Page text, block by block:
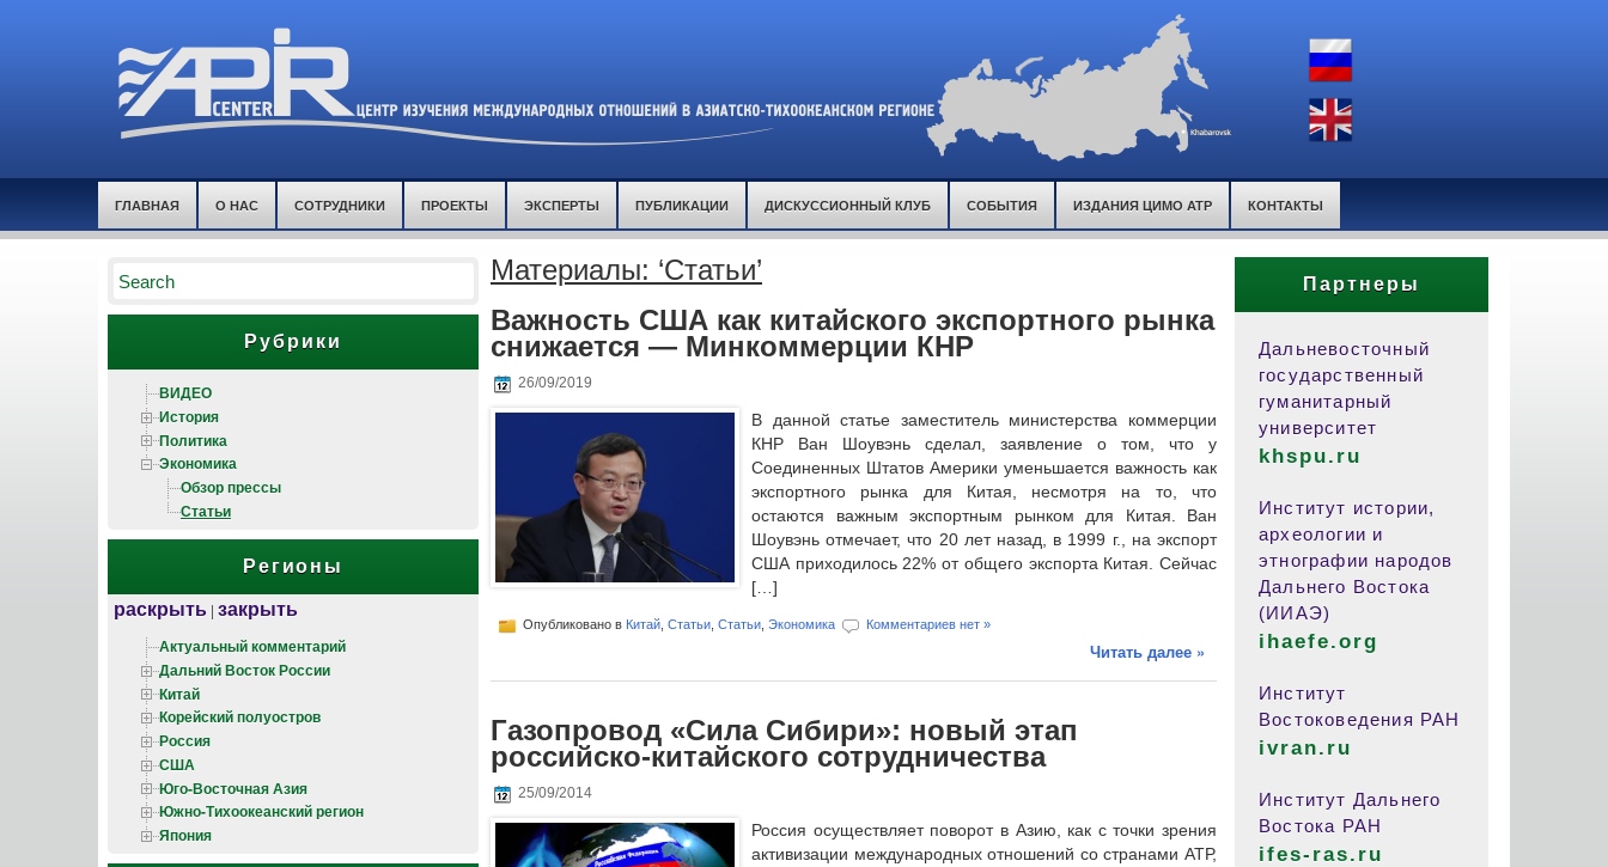
ГЛАВНАЯ О НАС СОТРУДНИКИ ПРОЕКТЫ ЭКСПЕРТЫ ПУБЛИКАЦИИ ДИСКУССИОННЫЙ КЛУБ СОБЫТИЯ ИЗДАНИЯ ЦИМО АТР КОНТАКТЫ
Рубрики
ВИДЕО
История
Политика
Экономика
Обзор прессы
Статьи
Регионы
раскрыть | закрыть
Актуальный комментарий
Дальний Восток России
Китай
Корейский полуостров
Россия
США
Юго-Восточная Азия
Южно-Тихоокеанский регион
Япония
Материалы: ‘Статьи’
Важность США как китайского экспортного рынка
снижается — Минкоммерции КНР
26/09/2019
В данной статье заместитель министерства коммерции
КНР Ван Шоувэнь сделал, заявление о том, что у
Соединенных Штатов Америки уменьшается важность как
экспортного рынка для Китая, несмотря на то, что
остаются важным экспортным рынком для Китая. Ван
Шоувэнь отмечает, что 20 лет назад, в 1999 г., на экспорт
США приходилось 22% от общего экспорта Китая. Сейчас
[…]
Опубликовано в Китай Статьи Статьи Экономика Комментариев нет »
Читать далее »
Газопровод «Сила Сибири»: новый этап
российско-китайского сотрудничества
25/09/2014
Россия осуществляет поворот в Азию, как с точки зрения
активизации международных отношений со странами АТР,
Партнеры
Дальневосточный
государственный
гуманитарный
университет
khspu.ru
Институт истории,
археологии и
этнографии народов
Дальнего Востока
(ИИАЭ)
ihaefe.org
Институт
Востоковедения РАН
ivran.ru
Институт Дальнего
Востока РАН
ifes-ras.ru